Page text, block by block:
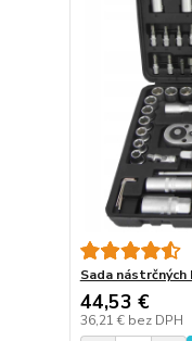
Sada nástrčných
44,53 €
36,21 € bez DPH